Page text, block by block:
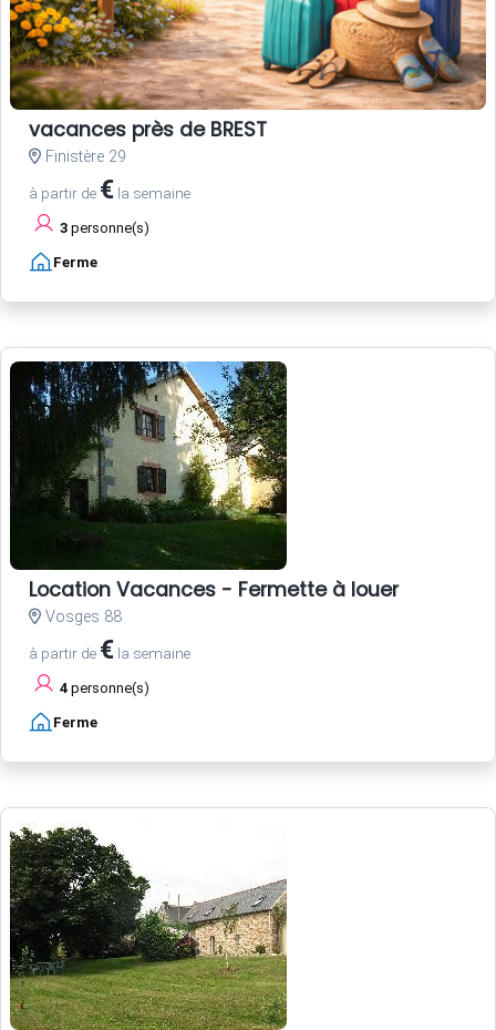
vacances près de BREST
Finistère 29
à partir de € la semaine
3 personne(s)
Ferme
Location Vacances - Fermette à louer
Vosges 88
à partir de € la semaine
4 personne(s)
Ferme